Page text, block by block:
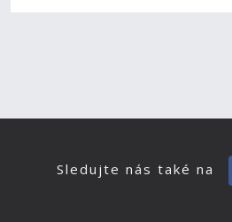
Sledujte nás také na